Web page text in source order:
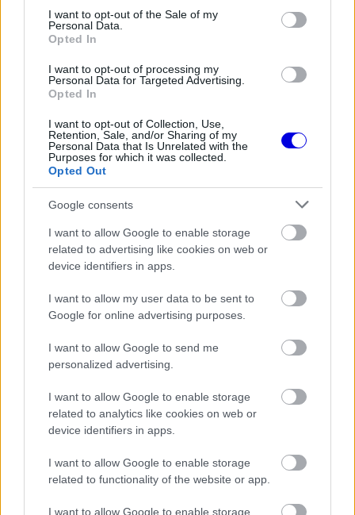
consent section.
I want to opt-out of the Sale of my
Personal Data.
Opted In
I want to opt-out of processing my
Personal Data for Targeted Advertising.
Opted In
I want to opt-out of Collection, Use,
Retention, Sale, and/or Sharing of my
Personal Data that Is Unrelated with the
Purposes for which it was collected.
Opted Out
Google consents
I want to allow Google to enable storage
related to advertising like cookies on web or
device identifiers in apps.
I want to allow my user data to be sent to
Google for online advertising purposes.
I want to allow Google to send me
personalized advertising.
I want to allow Google to enable storage
related to analytics like cookies on web or
device identifiers in apps.
I want to allow Google to enable storage
related to functionality of the website or app.
I want to allow Google to enable storage
FORMA-1